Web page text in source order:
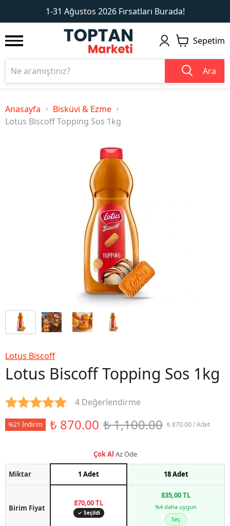
1-31 Ağustos 2026 Fırsatları Burada!
1 2
Sepetim
Ara
Anasayfa
Bisküvi & Ezme
Lotus Biscoff Topping Sos 1kg
Lotus Biscoff
Lotus Biscoff Topping Sos 1kg
4 Değerlendirme
%21 İndirim ₺ 870.00 ₺ 1,100.00 ₺ 870.00 / Adet
Çok Al Az Öde
Miktar 1 Adet 18 Adet
Birim Fiyat
870,00 TL
✓ Seçildi
835,00 TL
%4 daha uygun
Seç